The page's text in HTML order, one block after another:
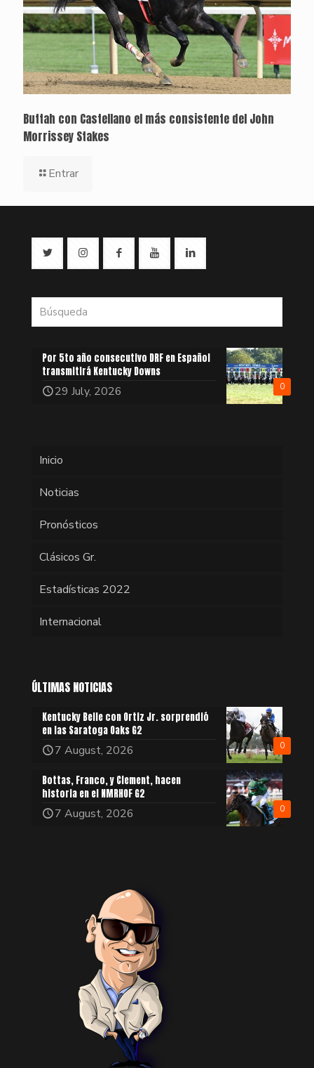
Buttah con Castellano el más consistente del John
Morrissey Stakes
Entrar
0
Por 5to año consecutivo DRF en Español
transmitirá Kentucky Downs
29 July, 2026
Inicio
Noticias
Pronósticos
Clásicos Gr.
Estadísticas 2022
Internacional
ÚLTIMAS NOTICIAS
0
Kentucky Belle con Ortiz Jr. sorprendió
en las Saratoga Oaks G2
7 August, 2026
0
Bottas, Franco, y Clement, hacen
historia en el NMRHOF G2
7 August, 2026